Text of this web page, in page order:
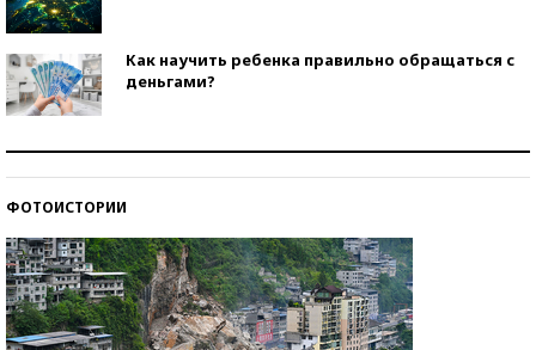
Как научить ребенка правильно обращаться с
деньгами?
ФОТОИСТОРИИ